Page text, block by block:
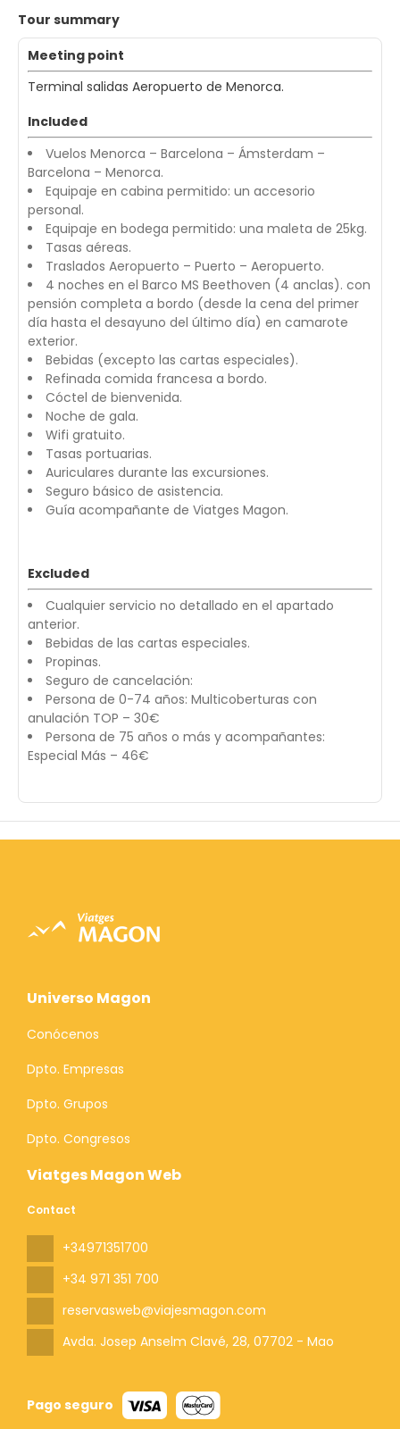
Tour summary
Meeting point
Terminal salidas Aeropuerto de Menorca.
Included
Vuelos Menorca – Barcelona – Ámsterdam –
Barcelona – Menorca.
Equipaje en cabina permitido: un accesorio
personal.
Equipaje en bodega permitido: una maleta de 25kg.
Tasas aéreas.
Traslados Aeropuerto – Puerto – Aeropuerto.
4 noches en el Barco MS Beethoven (4 anclas). con
pensión completa a bordo (desde la cena del primer
día hasta el desayuno del último día) en camarote
exterior.
Bebidas (excepto las cartas especiales).
Refinada comida francesa a bordo.
Cóctel de bienvenida.
Noche de gala.
Wifi gratuito.
Tasas portuarias.
Auriculares durante las excursiones.
Seguro básico de asistencia.
Guía acompañante de Viatges Magon.
Excluded
Cualquier servicio no detallado en el apartado
anterior.
Bebidas de las cartas especiales.
Propinas.
Seguro de cancelación:
Persona de 0-74 años: Multicoberturas con
anulación TOP – 30€
Persona de 75 años o más y acompañantes:
Especial Más – 46€
Viatges Magon Web
Contact
+34971351700
+34 971 351 700
reservasweb@viajesmagon.com
Avda. Josep Anselm Clavé, 28, 07702 - Mao
Pago seguro
Universo Magon
Conócenos
Dpto. Empresas
Dpto. Grupos
Dpto. Congresos